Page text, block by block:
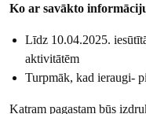
Ko ar savākto
Līdz 10.04.2025.
aktivitātēm
Turpmāk, kad ieraugi-
Katram pagastam būs